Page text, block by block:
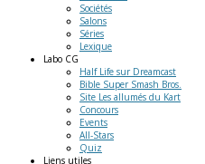
Sociétés
Salons
Séries
Lexique
Labo CG
Half Life sur Dreamcast
Bible Super Smash Bros.
Site Les allumés du Kart
Concours
Events
All-Stars
Quiz
Liens utiles